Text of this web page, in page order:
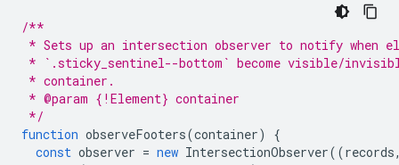
/**
* Sets up an intersection observer to notify when
* `.sticky_sentinel--bottom` become visible/
* container.
* @param {!Element} container
*/
function observeFooters(container)
{
const observer = new IntersectionObserver((records